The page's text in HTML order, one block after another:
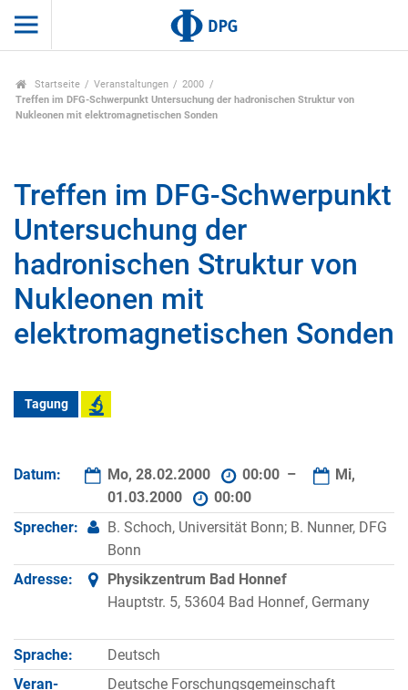
Startseite Veranstaltungen
2000
Treffen im DFG-Schwerpunkt Untersuchung der hadronischen Struktur von
Nukleonen mit elektromagnetischen Sonden
Treffen im DFG-Schwerpunkt
Untersuchung der
hadronischen Struktur von
Nukleonen mit
elektromagnetischen Sonden
Tagung
Datum: Mo, 28.02.2000 00:00 –
Mi,
01.03.2000
00:00
Sprecher:
B. Schoch, Universität Bonn; B. Nunner, DFG
Bonn
Adresse:
Physikzentrum Bad Honnef
Hauptstr. 5, 53604 Bad Honnef, Germany
Sprache:
Deutsch
Veran­
Deutsche Forschungsgemeinschaft